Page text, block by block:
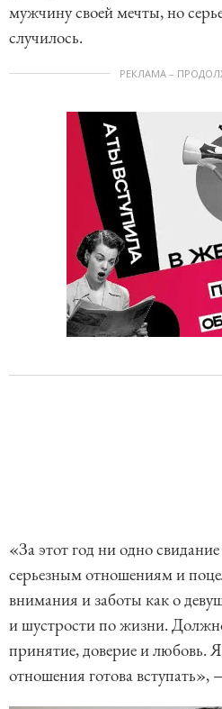
мужчину своей мечты, но
случилось.
РЕКЛАМА –
«За этот год ни одно
серьезным отношениям и
внимания и заботы как о
и шустрости по жизни.
принятие, доверие и любовь.
отношения готова вступать»,